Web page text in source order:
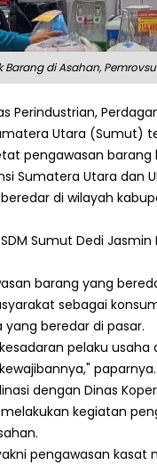
Barang di Asahan,
Perindustrian,
Utara
pengawasan barang
Sumatera Utara
di wilayah
Sumut Dedi
barang yang
sebagai
beredar di pasar.
pelaku
paparnya.
dengan Dinas
kegiatan
pengawasan